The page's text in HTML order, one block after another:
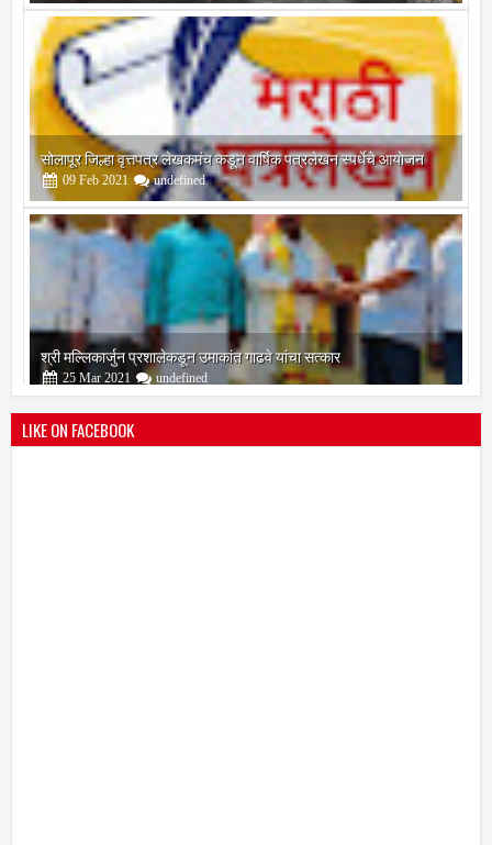
सोलापूर जिल्हा वृत्तपत्र लेखकमंच कडून वार्षिक पत्रलेखन स्पर्धेचे आयोजन
09 Feb 2021 undefined
श्री मल्लिकार्जुन प्रशालेकडून उमाकांत गाढवे यांचा सत्कार
25 Mar 2021 undefined
LIKE ON FACEBOOK